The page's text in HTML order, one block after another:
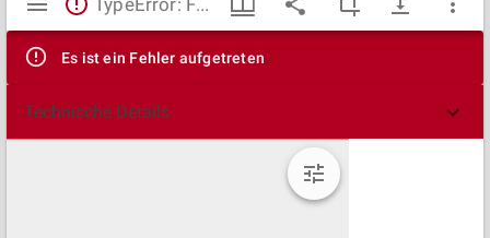
Viewer
Es ist ein Fehler aufgetreten
Technische Details